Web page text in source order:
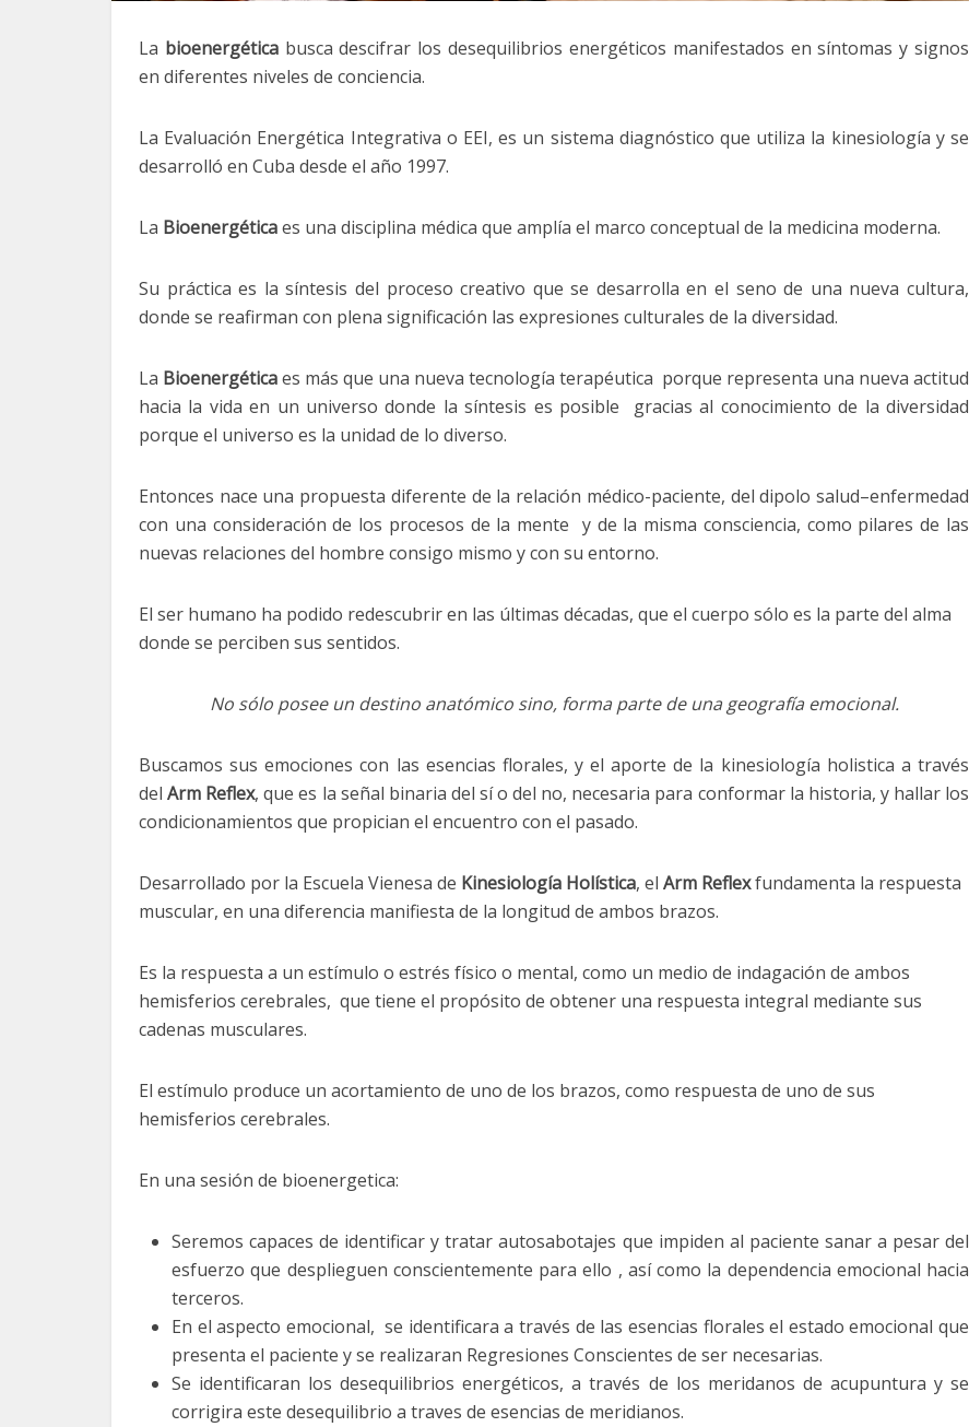
La bioenergéticabusca descifrar los desequilibrios energéticos manifestados en síntomas y signos
en diferentes niveles de conciencia.
La Evaluación Energética Integrativa o EEI, es un sistema diagnóstico que utiliza la kinesiología y se
desarrolló en Cuba desde el año 1997.
La Bioenergéticaes una disciplina médica que amplía el marco conceptual de la medicina moderna.
Su práctica es la síntesis del proceso creativo que se desarrolla en el seno de una nueva cultura,
donde se reafirman con plena significación las expresiones culturales de la diversidad.
La Bioenergéticaes más que una nueva tecnología terapéutica porque representa una nueva actitud
hacia la vida en un universo donde la síntesis es posible gracias al conocimiento de la diversidad
porque el universo es la unidad de lo diverso.
Entonces nace una propuesta diferente de la relación médico-paciente, del dipolo salud–enfermedad
con una consideración de los procesos de la mente y de la misma consciencia, como pilares de las
nuevas relaciones del hombre consigo mismo y con su entorno.
El ser humano ha podido redescubrir en las últimas décadas, que el cuerpo sólo es la parte del alma
donde se perciben sus sentidos.
No sólo posee un destino anatómico sino, forma parte de una geografía emocional.
Buscamos sus emociones con las esencias florales, y el aporte de la kinesiología holistica a través
delArm Reflex, que es la señal binaria del sí o del no, necesaria para conformar la historia, y hallar los
condicionamientos que propician el encuentro con el pasado.
Desarrollado por la Escuela Vienesa de Kinesiología Holística, el Arm Reflexfundamenta la respuesta
muscular, en una diferencia manifiesta de la longitud de ambos brazos.
Es la respuesta a un estímulo o estrés físico o mental, como un medio de indagación de ambos
hemisferios cerebrales, que tiene el propósito de obtener una respuesta integral mediante sus
cadenas musculares.
El estímulo produce un acortamiento de uno de los brazos, como respuesta de uno de sus
hemisferios cerebrales.
En una sesión de bioenergetica:
Seremos capaces de identificar y tratar autosabotajes que impiden al paciente sanar a pesar del
esfuerzo que desplieguen conscientemente para ello , así como la dependencia emocional hacia
terceros.
En el aspecto emocional, se identificara a través de las esencias florales el estado emocional que
presenta el paciente y se realizaran Regresiones Conscientes de ser necesarias.
Se identificaran los desequilibrios energéticos, a través de los meridanos de acupuntura y se
corrigira este desequilibrio a traves de esencias de meridianos.